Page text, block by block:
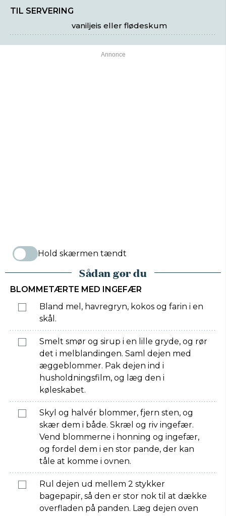
TIL SERVERING
vaniljeis eller flødeskum
Hold skærmen tændt
Sådan gør du
BLOMMETÆRTE MED INGEFÆR
Bland mel, havregryn, kokos og farin i en
skål.
Smelt smør og sirup i en lille gryde, og rør
det i melblandingen. Saml dejen med
æggeblommer. Pak dejen ind i
husholdningsfilm, og læg den i
køleskabet.
Skyl og halvér blommer, fjern sten, og
skær dem i både. Skræl og riv ingefær.
Vend blommerne i honning og ingefær,
og fordel dem i en stor pande, der kan
tåle at komme i ovnen.
Rul dejen ud mellem 2 stykker
bagepapir, så den er stor nok til at dække
overfladen på panden. Læg dejen oven